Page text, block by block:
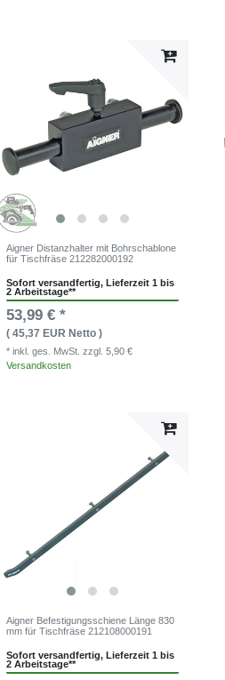
Aigner Distanzhalter mit Bohrschablone
für Tischfräse 212282000192
Sofort versandfertig, Lieferzeit 1 bis
2 Arbeitstage**
53,99 € *
( 45,37 EUR Netto )
* inkl. ges. MwSt. zzgl. 5,90 €
Versandkosten
Aigner Befestigungsschiene Länge 830
mm für Tischfräse 212108000191
Sofort versandfertig, Lieferzeit 1 bis
2 Arbeitstage**